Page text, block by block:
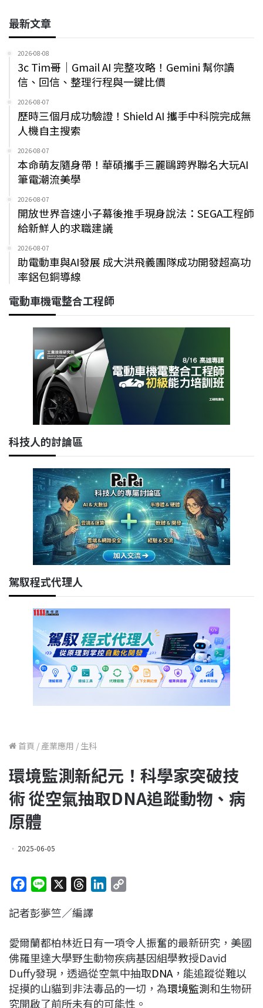
最新文章
2026-08-08
3c Tim哥｜Gmail AI 完整攻略！Gemini 幫你讀
信、回信、整理行程與一鍵比價
2026-08-07
歷時三個月成功驗證！Shield AI 攜手中科院完成無
人機自主搜索
2026-08-07
本命萌友隨身帶！華碩攜手三麗鷗跨界聯名大玩AI
筆電潮流美學
2026-08-07
開放世界音速小子幕後推手現身說法：SEGA工程師
給新鮮人的求職建議
2026-08-07
助電動車與AI發展 成大洪飛義團隊成功開發超高功
率鋁包銅導線
電動車機電整合工程師
科技人的討論區
駕馭程式代理人